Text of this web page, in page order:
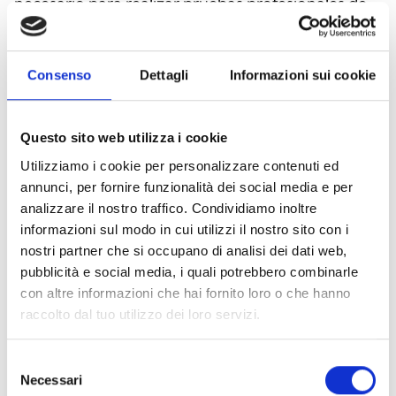
Consenso Dettagli Informazioni sui cookie
Questo sito web utilizza i cookie
Utilizziamo i cookie per personalizzare contenuti ed
annunci, per fornire funzionalità dei social media e per
analizzare il nostro traffico. Condividiamo inoltre
informazioni sul modo in cui utilizzi il nostro sito con i
nostri partner che si occupano di analisi dei dati web,
pubblicità e social media, i quali potrebbero combinarle
con altre informazioni che hai fornito loro o che hanno
raccolto dal tuo utilizzo dei loro servizi.
delNecessari
detectores de humo y calor con un único
instrumento. El kit incluye la unidad
TESTIFIRE‑XTR2 con generador de humo y
cartucho, un kit de carga y una batería de iones
como la pértiga telescópica SOLO110, extensible
hasta 1,75 m; tres extensiones SOLO111; la mochila
SOLO611 y la bolsa para pértigas SOLO612, que
facilitan un transporte cómodo y organizado.
Ideal para instaladores y mantenedores, garantiza
pruebas rápidas, seguras y eficaces en cualquier
entorno operativo.